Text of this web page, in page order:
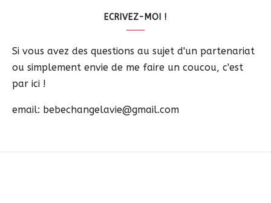
ECRIVEZ-MOI !
Si vous avez des questions au sujet d'un partenariat
ou simplement envie de me faire un coucou, c'est
par ici !
email: bebechangelavie@gmail.com